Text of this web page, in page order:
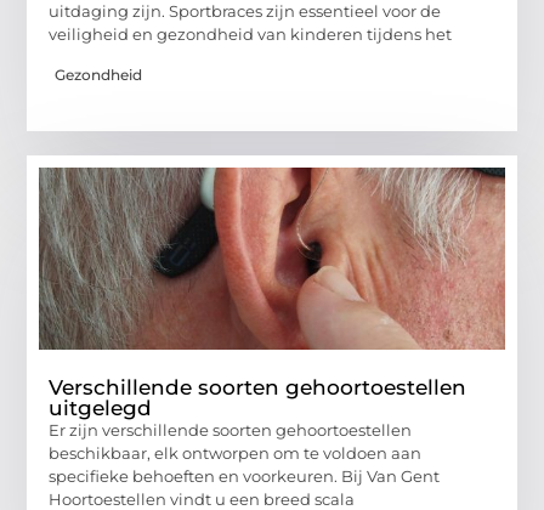
uitdaging zijn. Sportbraces zijn essentieel voor de
veiligheid en gezondheid van kinderen tijdens het
Gezondheid
Verschillende soorten gehoortoestellen
uitgelegd
Er zijn verschillende soorten gehoortoestellen
beschikbaar, elk ontworpen om te voldoen aan
specifieke behoeften en voorkeuren. Bij Van Gent
Hoortoestellen vindt u een breed scala